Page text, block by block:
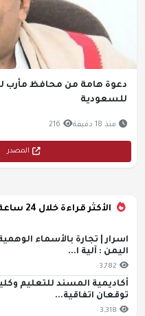
دعوة هامة من محافظ مأرب
للسعودية
منذ 18 دقيقة 216
المصدر
الأكثر قراءة خلال 24 ساعة
اسرار | تجارة بالأسماء
اليمن : آلية ا...
3,782
أكاديمية المسند للتعليم
توقعان اتفاقية...
3,318